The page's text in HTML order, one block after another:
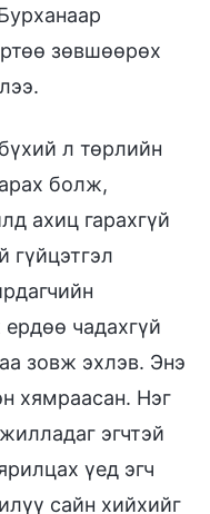
зөвшөөрөх
л төрлийн
болж,
ахиц гарахгүй
гүйцэтгэл
чадахгүй
зовж эхлэв. Энэ
хямраасан. Нэг
эгчтэй
үед эгч
сайн хийхийг